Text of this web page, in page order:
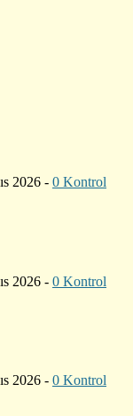
2026 - 0 Kontrol
2026 - 0 Kontrol
2026 - 0 Kontrol